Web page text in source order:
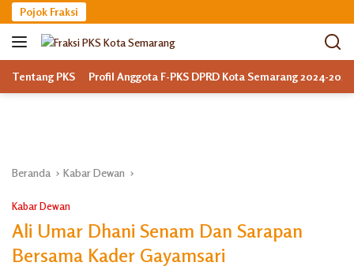
Langsung
ke
konten
Pojok Fraksi
Tentang PKS Profil Anggota F-PKS DPRD Kota Semarang 2024-2029
Beranda Kabar Dewan
Kabar Dewan
Ali Umar Dhani Senam Dan Sarapan
Bersama Kader Gayamsari